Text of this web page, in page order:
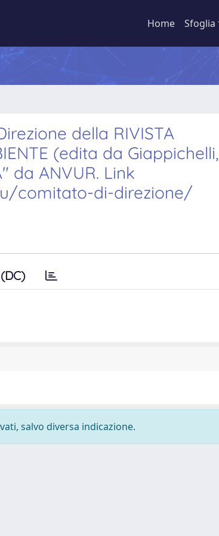
Home Sfoglia
della RIVISTA
(edita da Giappichelli,
da ANVUR. Link
comitato-di-direzione/
salvo diversa indicazione.